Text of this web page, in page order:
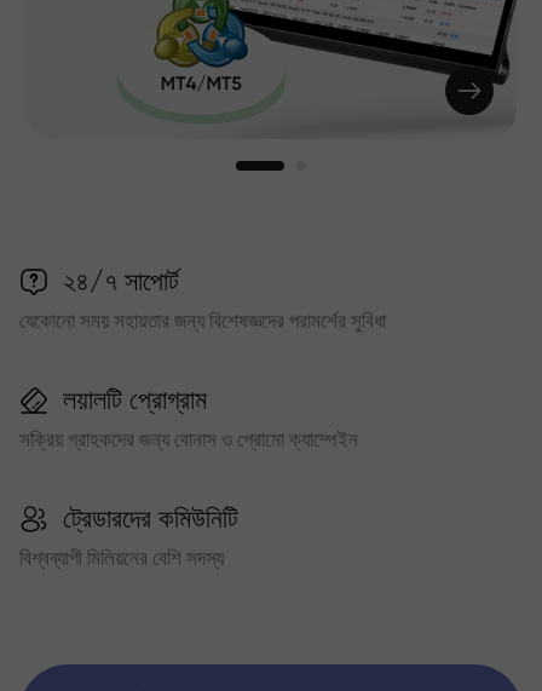
২৪/৭ সাপোর্ট
যেকোনো সময় সহায়তার জন্য বিশেষজ্ঞদের পরামর্শের সুবিধা
লয়ালটি প্রোগ্রাম
সক্রিয় গ্রাহকদের জন্য বোনাস ও প্রোমো ক্যাম্পেইন
ট্রেডারদের কমিউনিটি
বিশ্বব্যাপী মিলিয়নের বেশি সদস্য